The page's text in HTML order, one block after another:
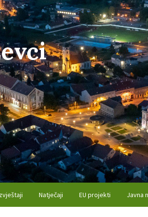
Natječaji EU projekti Javna